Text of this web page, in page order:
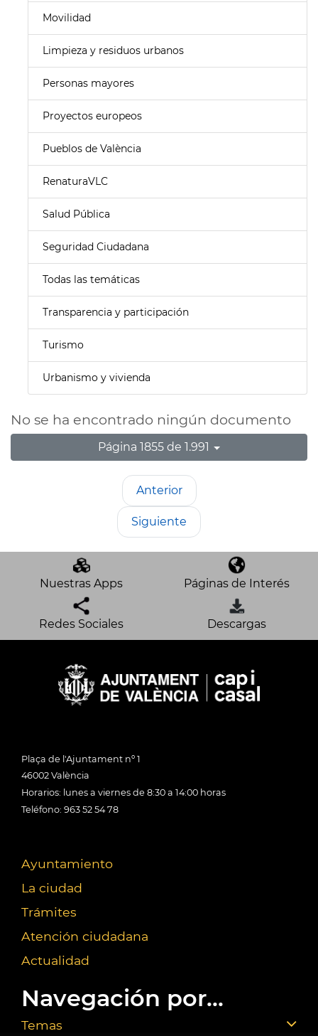
Movilidad
Limpieza y residuos urbanos
Personas mayores
Proyectos europeos
Pueblos de València
RenaturaVLC
Salud Pública
Seguridad Ciudadana
Todas las temáticas
Transparencia y participación
Turismo
Urbanismo y vivienda
No se ha encontrado ningún documento
Página 1855 de 1.991
Anterior
Siguiente
Nuestras Apps Páginas de Interés
Redes Sociales Descargas
Plaça de l'Ajuntament nº 1
46002 València
Horarios: lunes a viernes de 8:30 a 14:00 horas
Teléfono: 963 52 54 78
Ayuntamiento
La ciudad
Trámites
Atención ciudadana
Actualidad
Navegación por...
Temas